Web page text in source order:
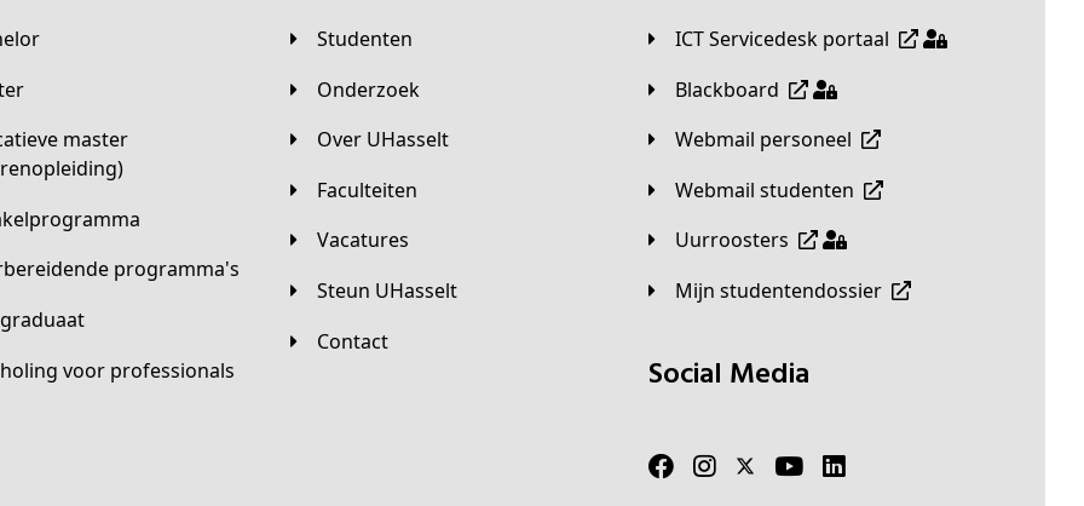
programma's
voor professionals
Studenten
Onderzoek
Over UHasselt
Faculteiten
Vacatures
Steun UHasselt
Contact
ICT Servicedesk portaal
Blackboard
Webmail personeel
Webmail studenten
Uurroosters
Mijn studentendossier
Social Media